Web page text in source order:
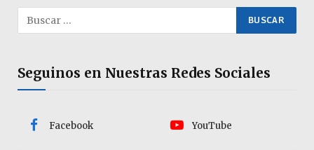
Seguinos en Nuestras Redes Sociales
Facebook YouTube